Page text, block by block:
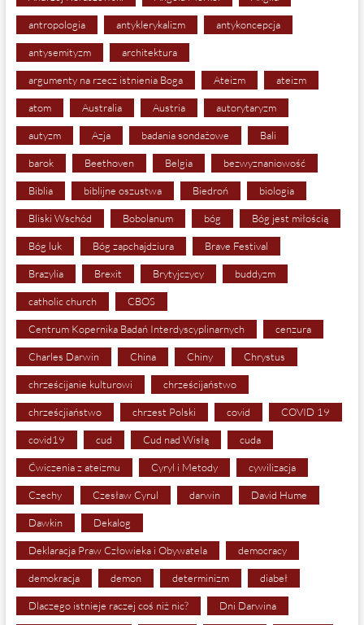
antropologia antyklerykalizm antykoncepcja
antysemityzm architektura
argumenty na rzecz istnienia Boga Ateizm ateizm
atom Australia Austria autorytaryzm
autyzm Azja badania sondażowe Bali
barok Beethoven Belgia bezwyznaniowość
Biblia biblijne oszustwa Biedroń biologia
Bliski Wschód Bobolanum bóg Bóg jest miłością
Bóg luk Bóg zapchajdziura Brave Festival
Brazylia Brexit Brytyjczycy buddyzm
catholic church CBOS
Centrum Kopernika Badań Interdyscyplinarnych cenzura
Charles Darwin China Chiny Chrystus
chrześcijanie kulturowi chrześcijaństwo
chrześcjiaństwo chrzest Polski covid COVID 19
covid19 cud Cud nad Wisłą cuda
Ćwiczenia z ateizmu Cyryl i Metody cywilizacja
Czechy Czesław Cyrul darwin David Hume
Dawkin Dekalog
Deklaracja Praw Człowieka i Obywatela democracy
demokracja demon determinizm diabeł
Dlaczego istnieje raczej coś niż nic? Dni Darwina